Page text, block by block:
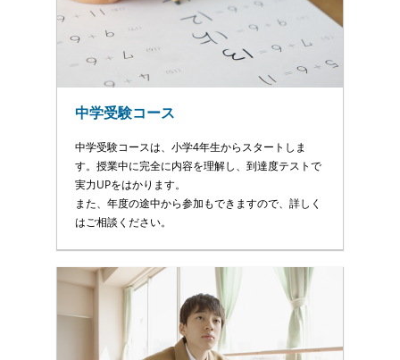
中学受験コース
中学受験コースは、小学4年生からスタートしま
す。授業中に完全に内容を理解し、到達度テストで
実力UPをはかります。
また、年度の途中から参加もできますので、詳しく
はご相談ください。